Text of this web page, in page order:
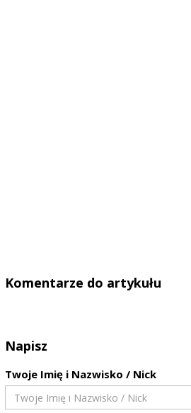
Komentarze do artykułu
Napisz
Twoje Imię i Nazwisko / Nick